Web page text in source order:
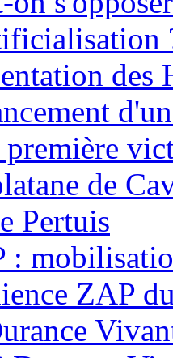
des
première
de
Pertuis
:
ZAP